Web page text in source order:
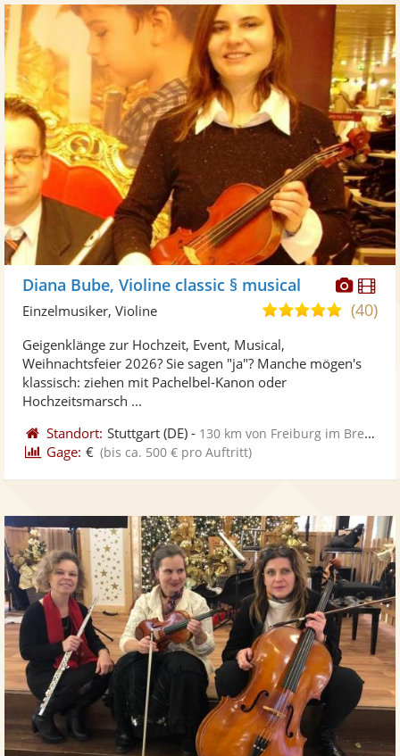
Diana Bube, Violine classic § musical
4,9(40)
Einzelmusiker, Violine
Geigenklänge zur Hochzeit, Event, Musical,
Weihnachtsfeier 2026? Sie sagen "ja"? Manche mögen's
klassisch: ziehen mit Pachelbel-Kanon oder
Hochzeitsmarsch ...
Standort: Stuttgart (DE) - 130 km von Freiburg im Breisgau
Gage: € (bis ca. 500 € pro Auftritt)